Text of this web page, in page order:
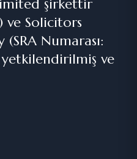
şirkettir
ve Solicitors
Numarası:
yetkilendirilmiş ve